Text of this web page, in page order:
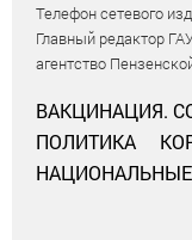
Телефон сетевого
Главный редактор
агентство
ВАКЦИНАЦИЯ.
ПОЛИТИКА